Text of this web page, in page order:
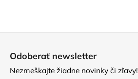
Odoberať newsletter
Nezmeškajte žiadne novinky či zľavy!